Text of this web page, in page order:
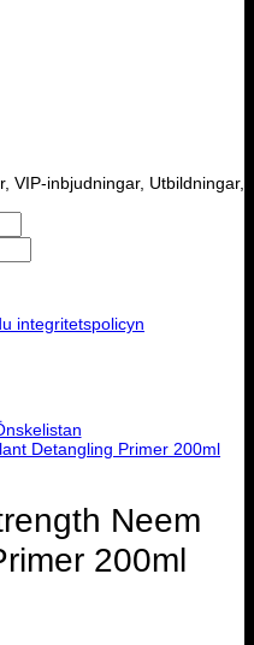
VIP-inbjudningar, Utbildningar,
integritetspolicyn
Neem
200ml